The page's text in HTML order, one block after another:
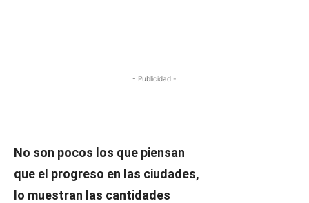
- Publicidad -
No son pocos los que piensan
que el progreso en las ciudades,
lo muestran las cantidades